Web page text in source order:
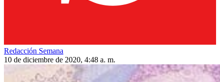
Redacción Semana
10 de diciembre de 2020, 4:48 a. m.